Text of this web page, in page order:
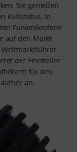
Sie genießen
Kultstatus. In
Funkmikrofone
auf den Markt
der Hersteller
für den
an.